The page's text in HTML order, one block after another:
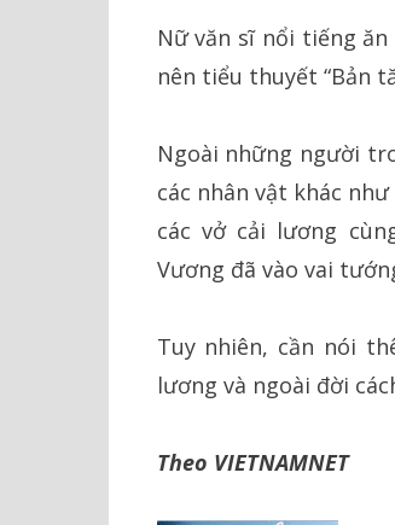
Nữ văn sĩ nổi tiếng
nên tiểu thuyết “Bản
Ngoài những người
các nhân vật khác
các vở cải lương
Vương đã vào vai
Tuy nhiên, cần nói
lương và ngoài đời
Theo VIETNAMNET